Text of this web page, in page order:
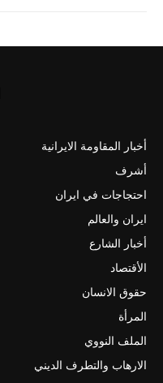
أخبار المقاومة الايرانية
أشرف
احتجاجات في ايران
ايران والعالم
أخبار الشارع
الأقتصاد
حقوق الانسان
المرأة
الملف النووي
الارهاب والتطرف الديني